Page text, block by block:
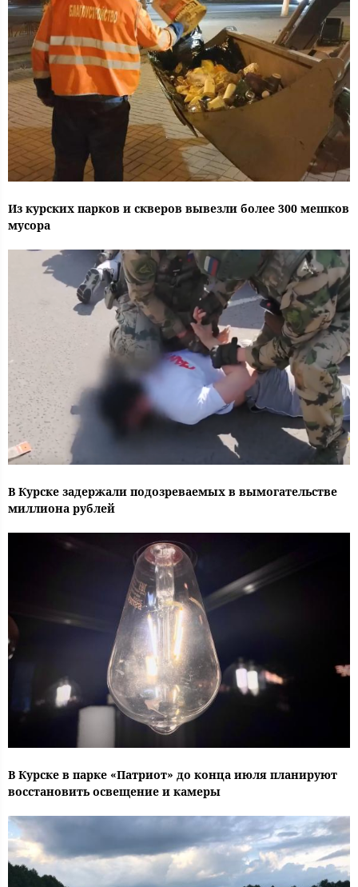
Из курских парков и скверов вывезли более 300 мешков
мусора
В Курске задержали подозреваемых в вымогательстве
миллиона рублей
В Курске в парке «Патриот» до конца июля планируют
восстановить освещение и камеры